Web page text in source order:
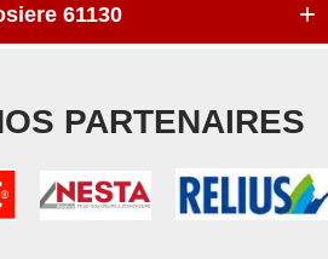
61130
PARTENAIRES